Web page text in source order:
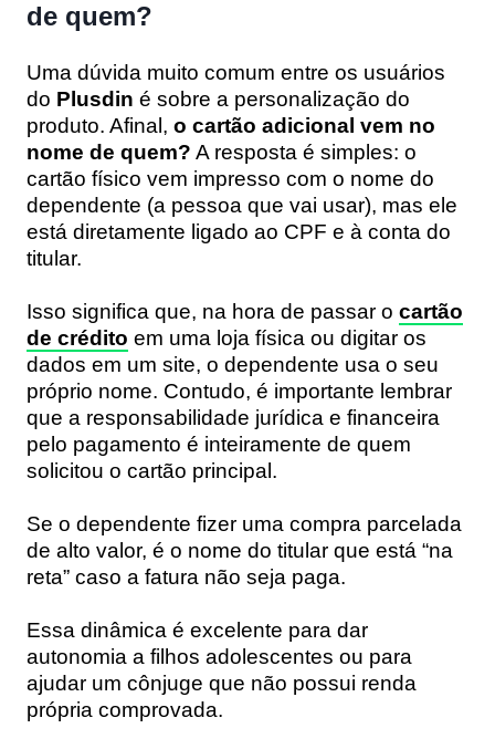
de quem?
Uma dúvida muito comum entre os usuários
do Plusdin é sobre a personalização do
produto. Afinal, o cartão adicional vem no
nome de quem? A resposta é simples: o
cartão físico vem impresso com o nome do
dependente (a pessoa que vai usar), mas ele
está diretamente ligado ao CPF e à conta do
titular.
Isso significa que, na hora de passar o cartão
de crédito em uma loja física ou digitar os
dados em um site, o dependente usa o seu
próprio nome. Contudo, é importante lembrar
que a responsabilidade jurídica e financeira
pelo pagamento é inteiramente de quem
solicitou o cartão principal.
Se o dependente fizer uma compra parcelada
de alto valor, é o nome do titular que está “na
reta” caso a fatura não seja paga.
Essa dinâmica é excelente para dar
autonomia a filhos adolescentes ou para
ajudar um cônjuge que não possui renda
própria comprovada.